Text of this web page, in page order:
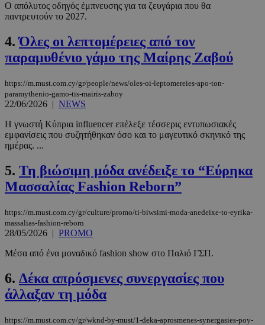
Ο απόλυτος οδηγός έμπνευσης για τα ζευγάρια που θα
παντρευτούν το 2027.
4.Όλες οι λεπτομέρειες από τον
παραμυθένιο γάμο της Μαίρης Ζαβού
https://m.must.com.cy/gr/people/news/oles-oi-leptomereies-apo-ton-
paramythenio-gamo-tis-mairis-zaboy
22/06/2026 | NEWS
Η γνωστή Κύπρια influencer επέλεξε τέσσερις εντυπωσιακές
εμφανίσεις που συζητήθηκαν όσο και το μαγευτικό σκηνικό της
ημέρας. ...
5. Τη βιώσιμη μόδα ανέδειξε το “Εύρηκα
Μασσαλίας Fashion Reborn”
https://m.must.com.cy/gr/culture/promo/ti-biwsimi-moda-anedeixe-to-eyrika-
massalias-fashion-reborn
28/05/2026 | PROMO
Μέσα από ένα μοναδικό fashion show στο Παλιό ΓΣΠ.
6. Δέκα απρόσμενες συνεργασίες που
άλλαξαν τη μόδα
https://m.must.com.cy/gr/wknd-by-must/1-deka-aprosmenes-synergasies-poy-